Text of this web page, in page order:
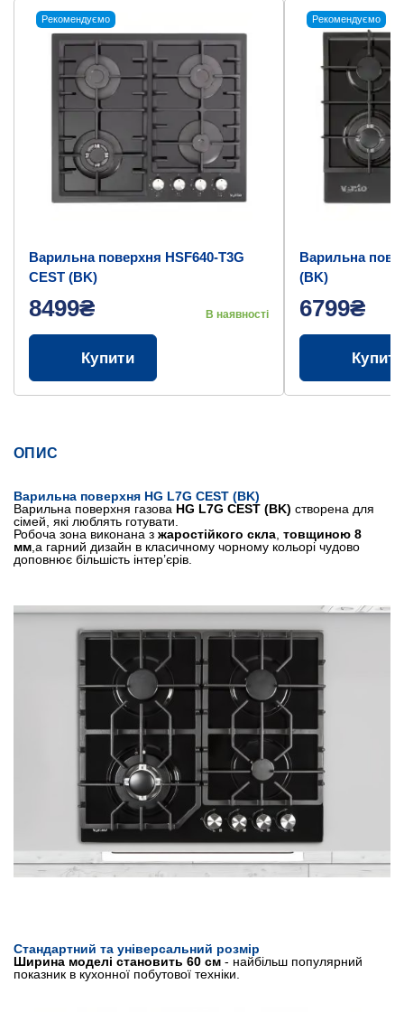
Рекомендуємо
Варильна поверхня HSF640-T3G
CEST (BK)
8499₴ В наявності
Купити
Рекомендуємо
Варильна
(BK)
6799₴
Купити
ОПИС
Варильна поверхня HG L7G CEST (BK)
Варильна поверхня газова HG L7G CEST (BK) створена для
сімей, які люблять готувати.
Робоча зона виконана з жаростійкого скла товщиною 8
мм ,а гарний дизайн в класичному чорному кольорі чудово
доповнює більшість інтер’єрів.
Стандартний та універсальний розмір
Ширина моделі становить 60 см - найбільш популярний
показник в кухонної побутової техніки.